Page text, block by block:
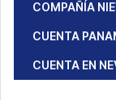
COMPAÑÍA
CUENTA
CUENTA EN